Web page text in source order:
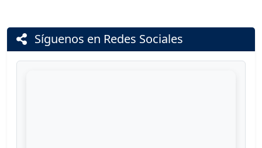
Síguenos en Redes Sociales